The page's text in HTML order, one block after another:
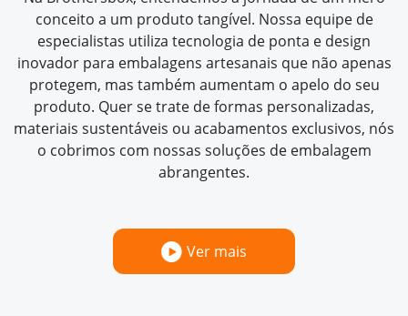
conceito a um produto tangível. Nossa equipe de
especialistas utiliza tecnologia de ponta e design
inovador para embalagens artesanais que não apenas
protegem, mas também aumentam o apelo do seu
produto. Quer se trate de formas personalizadas,
materiais sustentáveis ou acabamentos exclusivos, nós
o cobrimos com nossas soluções de embalagem
abrangentes.
Ver mais